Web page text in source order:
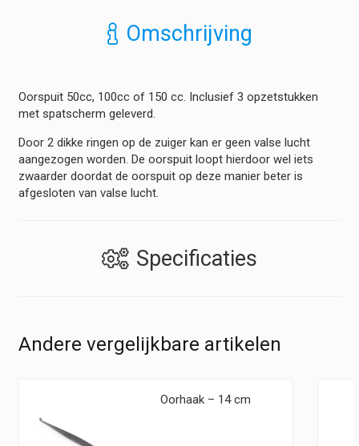
Omschrijving
Oorspuit 50cc, 100cc of 150 cc. Inclusief 3 opzetstukken
met spatscherm geleverd.
Door 2 dikke ringen op de zuiger kan er geen valse lucht
aangezogen worden. De oorspuit loopt hierdoor wel iets
zwaarder doordat de oorspuit op deze manier beter is
afgesloten van valse lucht.
Specificaties
Andere vergelijkbare artikelen
Oorhaak – 14 cm